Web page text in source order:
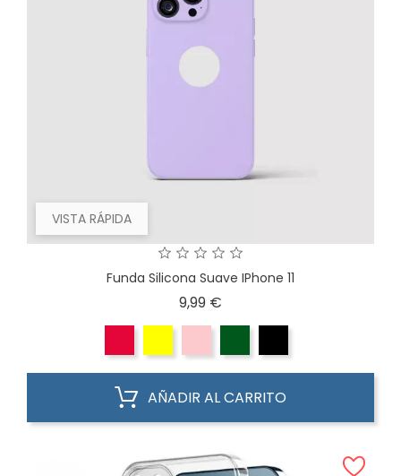
VISTA RÁPIDA
Funda Silicona Suave IPhone 11
9,99 €
AÑADIR AL CARRITO